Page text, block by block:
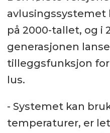
på 2000-tallet, og i
generasjonen
tilleggsfunksjon
lus.
- Systemet kan
temperaturer, er